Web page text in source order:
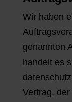
Wir haben
genannten
handelt es
Vertrag,